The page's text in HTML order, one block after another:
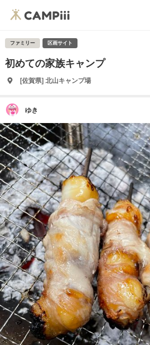
ファミリー 区画サイト
初めての家族キャンプ
[佐賀県] 北山キャンプ場
ゆき